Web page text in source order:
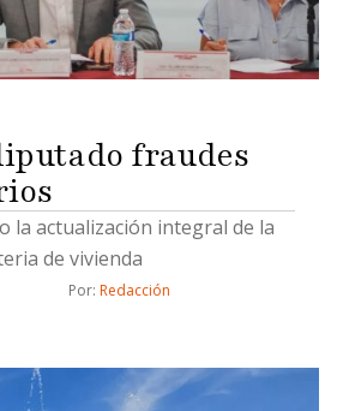
fraudes
la actualización integral de la
de vivienda
Por: Redacción